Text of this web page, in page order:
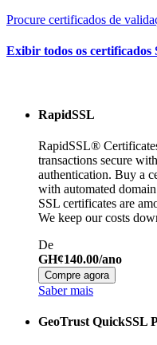
Procure certificados de
Exibir todos os certificados
RapidSSL
RapidSSL®
transactions secure
authentication. Buy a
with automated
SSL certificates are
We keep our costs
De
GH¢140.00/ano
Compre agora
Saber mais
GeoTrust QuickSSL